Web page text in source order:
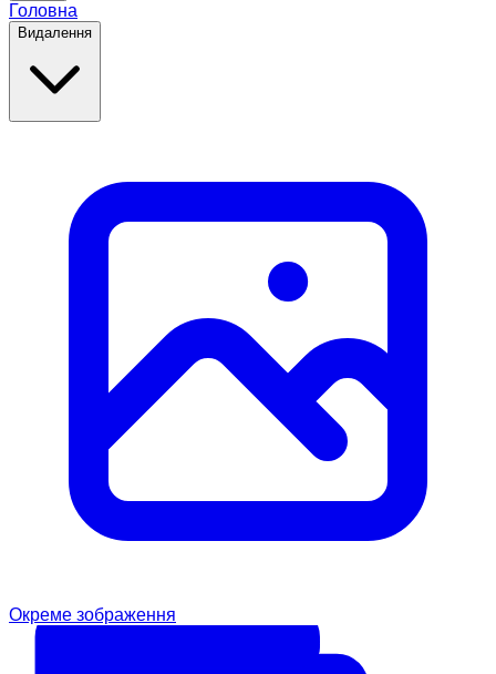
Головна
Видалення
Окреме зображення